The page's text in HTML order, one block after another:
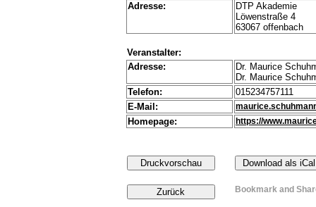
Adresse:
DTP Akademie
Löwenstraße 4
63067 offenbach
Veranstalter:
Adresse:
Dr. Maurice
Dr. Maurice
Telefon:
015234757111
E-Mail:
Homepage: https://